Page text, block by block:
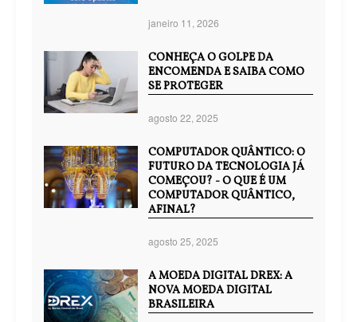
janeiro 11, 2026
CONHEÇA O GOLPE DA
ENCOMENDA E SAIBA COMO
SE PROTEGER
agosto 22, 2025
COMPUTADOR QUÂNTICO: O
FUTURO DA TECNOLOGIA JÁ
COMEÇOU? - O QUE É UM
COMPUTADOR QUÂNTICO,
AFINAL?
agosto 25, 2025
A MOEDA DIGITAL DREX: A
NOVA MOEDA DIGITAL
BRASILEIRA